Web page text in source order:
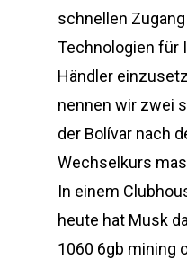
schnellen
Technologien für
Händler
nennen wir zwei
der Bolívar nach
Wechselkurs
In einem
heute hat Musk
1060 6gb mining